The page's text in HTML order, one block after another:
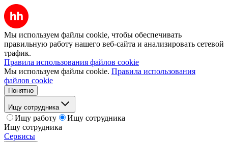
Мы используем файлы cookie, чтобы обеспечивать
правильную работу нашего веб-сайта и анализировать сетевой
трафик.
Правила использования файлов cookie
Мы используем файлы cookie. Правила использования
файлов cookie
Понятно
Ищу сотрудника
Ищу работу
Ищу сотрудника
Ищу сотрудника
Сервисы